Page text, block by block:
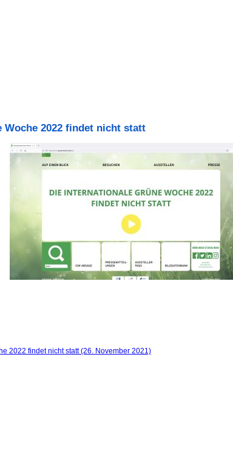
Woche 2022 findet nicht statt
2022 findet nicht statt (26. November 2021)